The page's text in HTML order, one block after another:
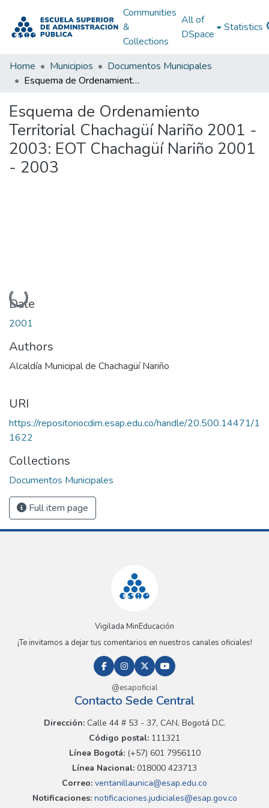
Communities
&
Collections
All of
DSpace
Statistics
Home Municipios
Documentos Municipales
Esquema de Ordenamiento Territorial Chachagüí Nariño 2001 - 2003: EOT Chachagüí Nariño 2001 - 2003
Esquema de Ordenamiento
Territorial Chachagüí Nariño 2001 -
2003: EOT Chachagüí Nariño 2001
- 2003
Loading...
Date
2001
Authors
Alcaldía Municipal de Chachagüí Nariño
URI
https://repositoriocdim.esap.edu.co/handle/20.500.14471/1
1622
Collections
Documentos Municipales
Full item page
Vigilada MinEducación
¡Te invitamos a dejar tus comentarios en nuestros canales oficiales!
@esapoficial
Contacto Sede Central
Dirección:Calle 44 # 53 - 37, CAN, Bogotá D.C.
Código postal: 111321
Línea Bogotá:(+57) 601 7956110
Línea Nacional: 018000 423713
Correo: ventanillaunica@esap.edu.co
Notificaciones:notificaciones.judiciales@esap.gov.co